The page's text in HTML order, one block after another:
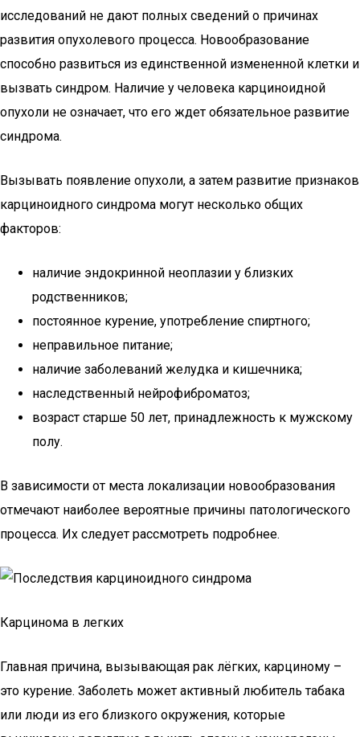
исследований не дают полных сведений о причинах
развития опухолевого процесса. Новообразование
способно развиться из единственной измененной клетки и
вызвать синдром. Наличие у человека карциноидной
опухоли не означает, что его ждет обязательное развитие
синдрома.
Вызывать появление опухоли, а затем развитие признаков
карциноидного синдрома могут несколько общих
факторов:
наличие эндокринной неоплазии у близких
родственников;
постоянное курение, употребление спиртного;
неправильное питание;
наличие заболеваний желудка и кишечника;
наследственный нейрофиброматоз;
возраст старше 50 лет, принадлежность к мужскому
полу.
В зависимости от места локализации новообразования
отмечают наиболее вероятные причины патологического
процесса. Их следует рассмотреть подробнее.
Карцинома в легких
Главная причина, вызывающая рак лёгких, карциному –
это курение. Заболеть может активный любитель табака
или люди из его близкого окружения, которые